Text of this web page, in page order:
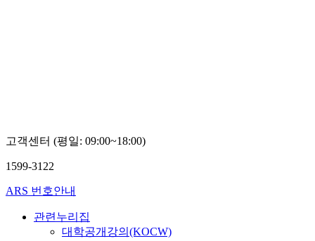
고객센터 (평일: 09:00~18:00)
1599-3122
ARS 번호안내
관련누리집
대학공개강의(KOCW)